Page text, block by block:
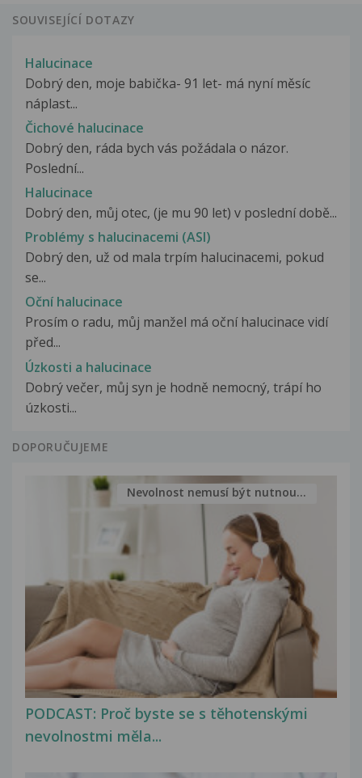
SOUVISEJÍCÍ DOTAZY
Halucinace
Dobrý den, moje babička- 91 let- má nyní měsíc
náplast...
Čichové halucinace
Dobrý den, ráda bych vás požádala o názor.
Poslední...
Halucinace
Dobrý den, můj otec, (je mu 90 let) v poslední době...
Problémy s halucinacemi (ASI)
Dobrý den, už od mala trpím halucinacemi, pokud
se...
Oční halucinace
Prosím o radu, můj manžel má oční halucinace vidí
před...
Úzkosti a halucinace
Dobrý večer, můj syn je hodně nemocný, trápí ho
úzkosti...
DOPORUČUJEME
PODCAST: Proč byste se s těhotenskými
nevolnostmi měla...
Nevolnost nemusí být nutnou...